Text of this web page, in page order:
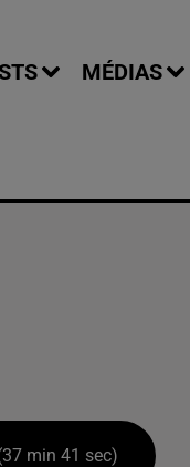
MÉDIAS
min 41 sec)